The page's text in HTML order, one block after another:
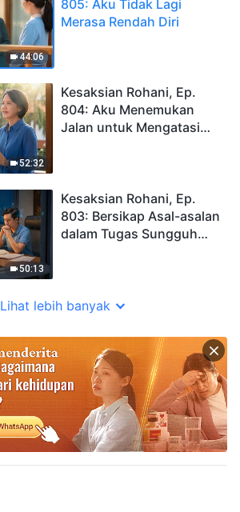
44:06
805: Aku Tidak Lagi
Merasa Rendah Diri
52:32
Kesaksian Rohani, Ep.
804: Aku Menemukan
Jalan untuk Mengatasi
50:13
Kesaksian Rohani, Ep.
803: Bersikap Asal-asalan
dalam Tugas Sungguh
Lihat lebih banyak